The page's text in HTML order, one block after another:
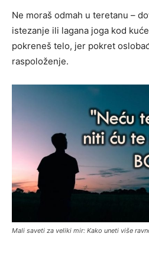
Ne moraš odmah u teretanu –
istezanje ili lagana joga kod
pokreneš telo, jer pokret
raspoloženje.
Mali saveti za veliki mir: Kako uneti više